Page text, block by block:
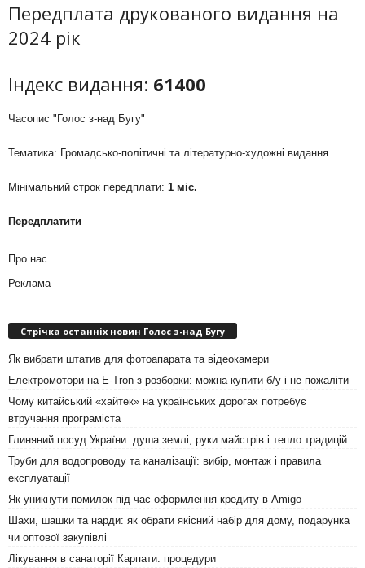
Передплата друкованого видання на
2024 рік
Індекс видання: 61400
Часопис "Голос з-над Бугу"
Тематика: Громадсько-політичні та літературно-художні видання
Мінімальний строк передплати: 1 міс.
Передплатити
Про нас
Реклама
Стрічка останніх новин Голос з-над Бугу
Як вибрати штатив для фотоапарата та відеокамери
Електромотори на E-Tron з розборки: можна купити б/у і не пожаліти
Чому китайський «хайтек» на українських дорогах потребує
втручання програміста
Глиняний посуд України: душа землі, руки майстрів і тепло традицій
Труби для водопроводу та каналізації: вибір, монтаж і правила
експлуатації
Як уникнути помилок під час оформлення кредиту в Amigo
Шахи, шашки та нарди: як обрати якісний набір для дому, подарунка
чи оптової закупівлі
Лікування в санаторії Карпати: процедури